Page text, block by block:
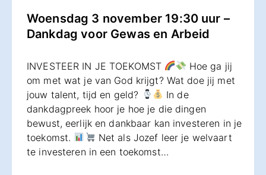
Woensdag 3 november 19:30 uur –
Dankdag voor Gewas en Arbeid
INVESTEER IN JE TOEKOMST
Hoe ga jij
om met wat je van God krijgt? Wat doe jij met
jouw talent, tijd en geld?
In de
dankdagpreek hoor je hoe je die dingen
bewust, eerlijk en dankbaar kan investeren in je
toekomst.
Net als Jozef leer je welvaart
te investeren in een toekomst…